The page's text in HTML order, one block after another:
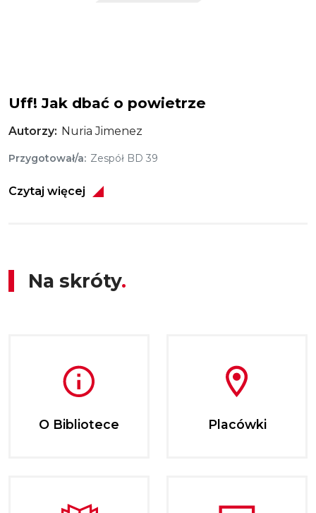
Uff! Jak dbać o powietrze
Autorzy Nuria Jimenez
Przygotował/a Zespół BD 39
Czytaj więcej
Na skróty
O Bibliotece Placówki